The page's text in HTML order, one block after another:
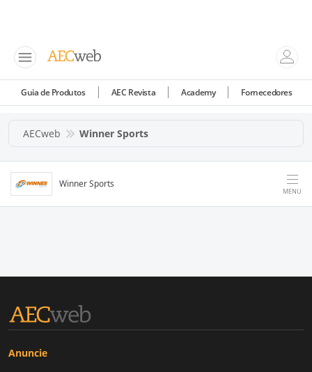
Guia de Produtos AEC Revista Academy Fornecedores
AECweb Winner Sports
Winner Sports
MENU
Anuncie